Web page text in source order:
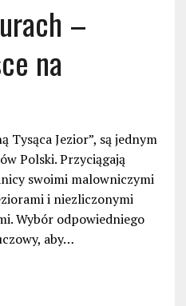
–
na
Tysąca Jezior”, są jednym
Polski. Przyciągają
swoimi malowniczymi
i niezliczonymi
Wybór odpowiedniego
aby…